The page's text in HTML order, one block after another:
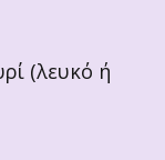
(λευκό ή